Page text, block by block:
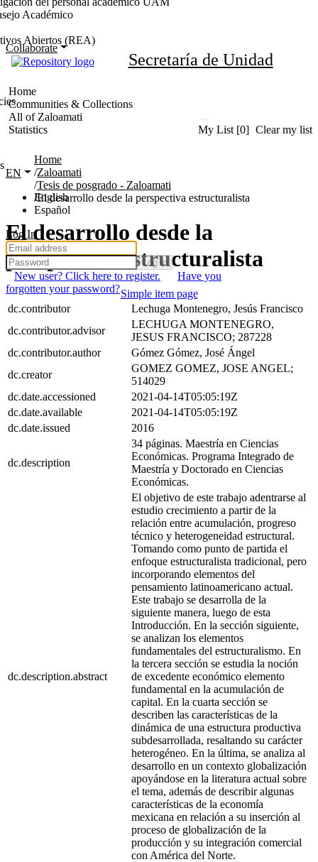
Académico
Abiertos (REA)
Collaborate
EN
English
Español
Log In
Log in
New user? Click here to register.
Have you
forgotten your password?
Home
Zaloamati
Tesis de posgrado - Zaloamati
El desarrollo desde la perspectiva estructuralista
El desarrollo desde la
perspectiva estructuralista
Simple item page
dc.contributor
Lechuga Montenegro, Jesús Francisco
dc.contributor.advisor
LECHUGA MONTENEGRO,
JESUS FRANCISCO; 287228
dc.contributor.author
Gómez Gómez, José Ángel
dc.creator
GOMEZ GOMEZ, JOSE ANGEL;
514029
dc.date.accessioned
2021-04-14T05:05:19Z
dc.date.available
2021-04-14T05:05:19Z
dc.date.issued
2016
dc.description
34 páginas. Maestría en Ciencias
Económicas. Programa Integrado de
Maestría y Doctorado en Ciencias
Económicas.
dc.description.abstract
El objetivo de este trabajo adentrarse al
estudio crecimiento a partir de la
relación entre acumulación, progreso
técnico y heterogeneidad estructural.
Tomando como punto de partida el
enfoque estructuralista tradicional, pero
incorporando elementos del
pensamiento latinoamericano actual.
Este trabajo se desarrolla de la
siguiente manera, luego de esta
Introducción. En la sección siguiente,
se analizan los elementos
fundamentales del estructuralismo. En
la tercera sección se estudia la noción
de excedente económico elemento
fundamental en la acumulación de
capital. En la cuarta sección se
describen las características de la
dinámica de una estructura productiva
subdesarrollada, resaltando su carácter
heterogéneo. En la última, se analiza al
desarrollo en un contexto globalización
apoyándose en la literatura actual sobre
el tema, además de describir algunas
características de la economía
mexicana en relación a su inserción al
proceso de globalización de la
producción y su integración comercial
con América del Norte.